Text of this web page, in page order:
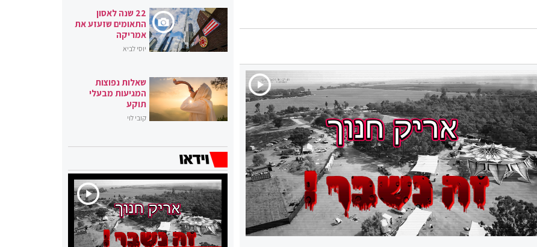
22 שנה לאסון
התאומים שזעזע את
אמריקה
יוסי לביא
שאלות נפוצות
המגיעות מבעלי
תוקע
קובי לוי